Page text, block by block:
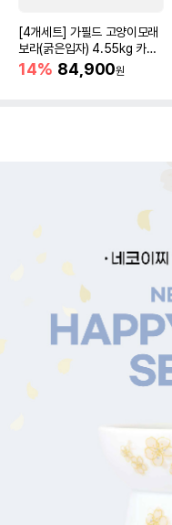
[4개세트] 가필드 고양이모래
보라(굵은입자) 4.55kg 카사
바모래
14% 84,900원